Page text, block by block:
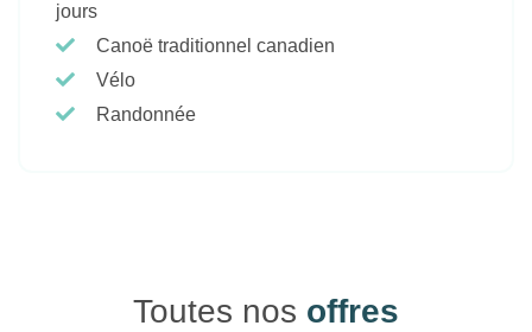
jours
Canoë traditionnel canadien
Vélo
Randonnée
Toutes nos offres